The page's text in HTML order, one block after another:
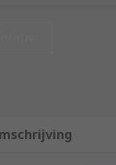
of cable runs.
this can